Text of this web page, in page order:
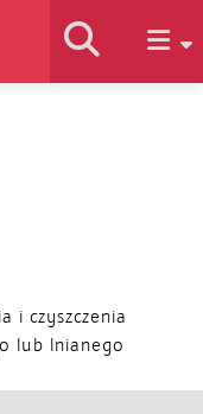
i czyszczenia
lub lnianego